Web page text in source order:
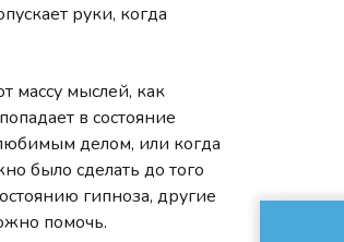
руки, когда
массу мыслей, как
в состояние
делом, или когда
было сделать до того
гипноза, другие
помочь.